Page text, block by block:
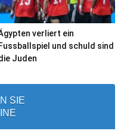
verliert ein
Fussballspiel und schuld sind
Juden
SIE